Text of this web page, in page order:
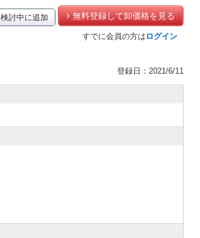
検討中に追加 無料登録して卸価格を見る
すでに会員の方は ログイン
登録日：2021/6/11